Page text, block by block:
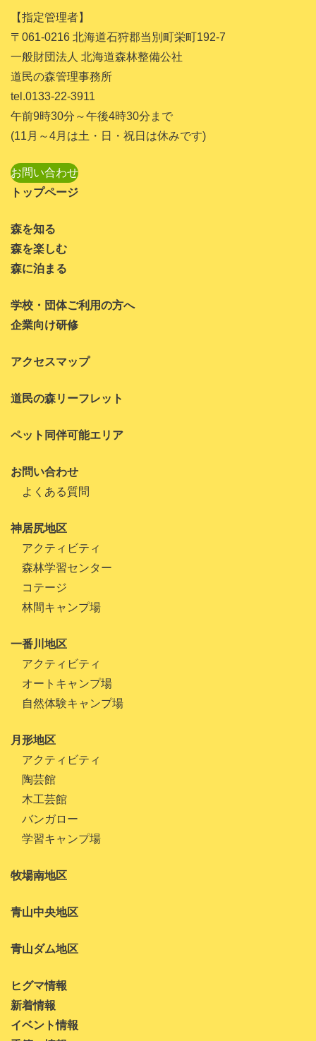
【指定管理者】
〒061-0216 北海道石狩郡当別町栄町192-7
一般財団法人 北海道森林整備公社
道民の森管理事務所
tel.0133-22-3911
午前9時30分～午後4時30分まで
(11月～4月は土・日・祝日は休みです)
お問い合わせ
トップページ
森を知る
森を楽しむ
森に泊まる
学校・団体ご利用の方へ
企業向け研修
アクセスマップ
道民の森リーフレット
ペット同伴可能エリア
お問い合わせ
よくある質問
神居尻地区
アクティビティ
森林学習センター
コテージ
林間キャンプ場
一番川地区
アクティビティ
オートキャンプ場
自然体験キャンプ場
月形地区
アクティビティ
陶芸館
木工芸館
バンガロー
学習キャンプ場
牧場南地区
青山中央地区
青山ダム地区
ヒグマ情報
新着情報
イベント情報